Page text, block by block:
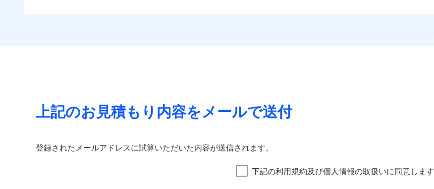
上記のお見積もり内容をメールで送付
登録されたメールアドレスに試算いただいた内容が送信されます。
下記の利用規約及び個人情報の取扱いに同意します